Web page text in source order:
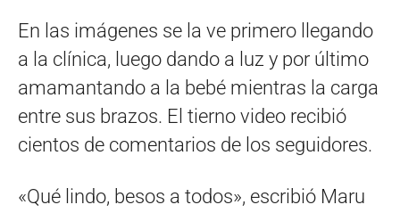
En las imágenes se la ve primero llegando
a la clínica, luego dando a luz y por último
amamantando a la bebé mientras la carga
entre sus brazos. El tierno video recibió
cientos de comentarios de los seguidores.
«Qué lindo, besos a todos», escribió Maru